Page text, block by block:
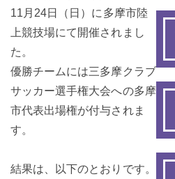
11月24日（日）に多摩市陸
上競技場にて開催されまし
た。
優勝チームには三多摩クラブ
サッカー選手権大会への多摩
市代表出場権が付与されま
す。
結果は、以下のとおりです。